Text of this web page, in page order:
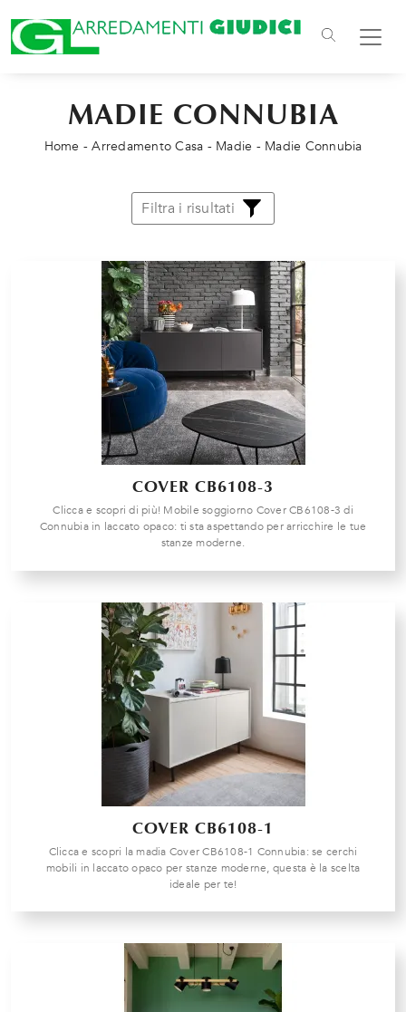
MADIE CONNUBIA
Home -Arredamento Casa - Madie - Madie Connubia
Filtra i risultati
COVER CB6108-3
Clicca e scopri di più! Mobile soggiorno Cover CB6108-3 di
Connubia in laccato opaco: ti sta aspettando per arricchire le tue
stanze moderne.
COVER CB6108-1
Clicca e scopri la madia Cover CB6108-1 Connubia: se cerchi
mobili in laccato opaco per stanze moderne, questa è la scelta
ideale per te!